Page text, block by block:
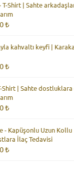
-
3.160,00 ₺
T-Shirt | Sahte
₺
kahvaltı keyfi |
₺
-
3.160,00 ₺
Shirt | Sahte dostluklara
₺
-
3.160,00 ₺
- Kapüşonlu Uzun Kollu
İlaç Tedavisi
₺